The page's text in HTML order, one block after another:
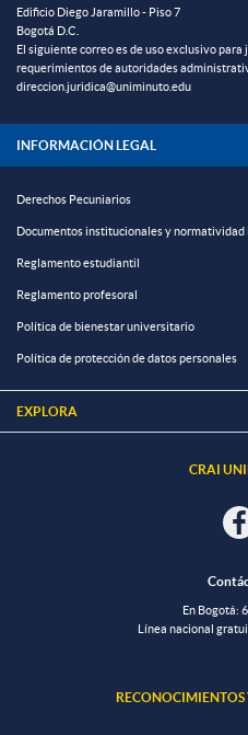
Edificio Diego Jaramillo - Piso 7
Bogotá D.C.
El siguiente correo es de uso exclusivo
requerimientos de autoridades
direccion.juridica@uniminuto.edu
INFORMACIÓN LEGAL
Derechos Pecuniarios
Documentos institucionales y normatividad
Reglamento estudiantil
Reglamento profesoral
Política de bienestar universitario
Política de protección de datos personales
EXPLORA
CRAI
En Bogotá:
Línea nacional